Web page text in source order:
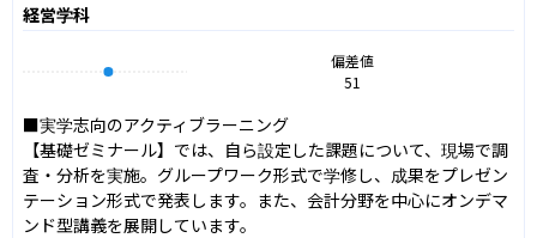
経営学科
偏差値
51
■実学志向のアクティブラーニング
【基礎ゼミナール】では、自ら設定した課題について、現場で調
査・分析を実施。グループワーク形式で学修し、成果をプレゼン
テーション形式で発表します。また、会計分野を中心にオンデマ
ンド型講義を展開しています。